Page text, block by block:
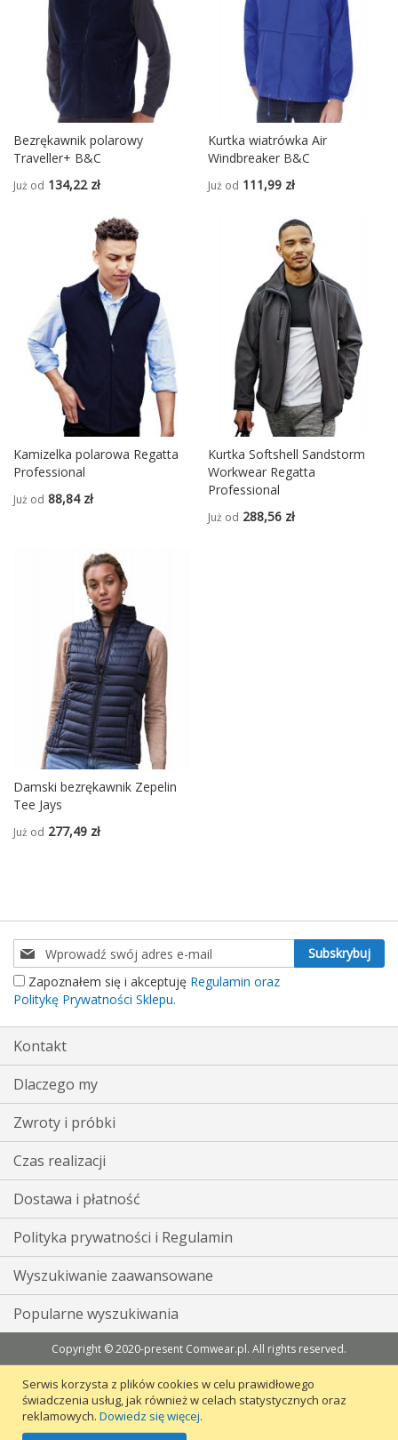
Bezrękawnik polarowy
Traveller+ B&C
Już od 134,22 zł
Kurtka wiatrówka Air
Windbreaker B&C
Już od 111,99 zł
Kamizelka polarowa Regatta
Professional
Już od 88,84 zł
Kurtka Softshell Sandstorm
Workwear Regatta
Professional
Już od 288,56 zł
Damski bezrękawnik Zepelin
Tee Jays
Już od 277,49 zł
Subskrybuj
nasz
newsletter:
Subskrybuj
Zapoznałem się i akceptuję Regulamin oraz
Politykę Prywatności Sklepu.
Kontakt
Dlaczego my
Zwroty i próbki
Czas realizacji
Dostawa i płatność
Polityka prywatności i Regulamin
Wyszukiwanie zaawansowane
Popularne wyszukiwania
Copyright © 2020-present Comwear.pl. All rights reserved.
Serwis korzysta z plików cookies w celu prawidłowego
świadczenia usług, jak również w celach statystycznych oraz
reklamowych. Dowiedz się więcej.